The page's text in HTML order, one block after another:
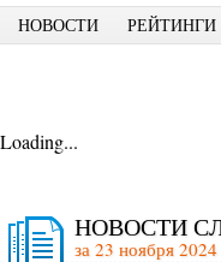
НОВОСТИ РЕЙТИНГИ
Loading...
НОВОСТИ
за 23 ноября 2024